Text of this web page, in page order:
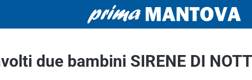
due bambini SIRENE DI